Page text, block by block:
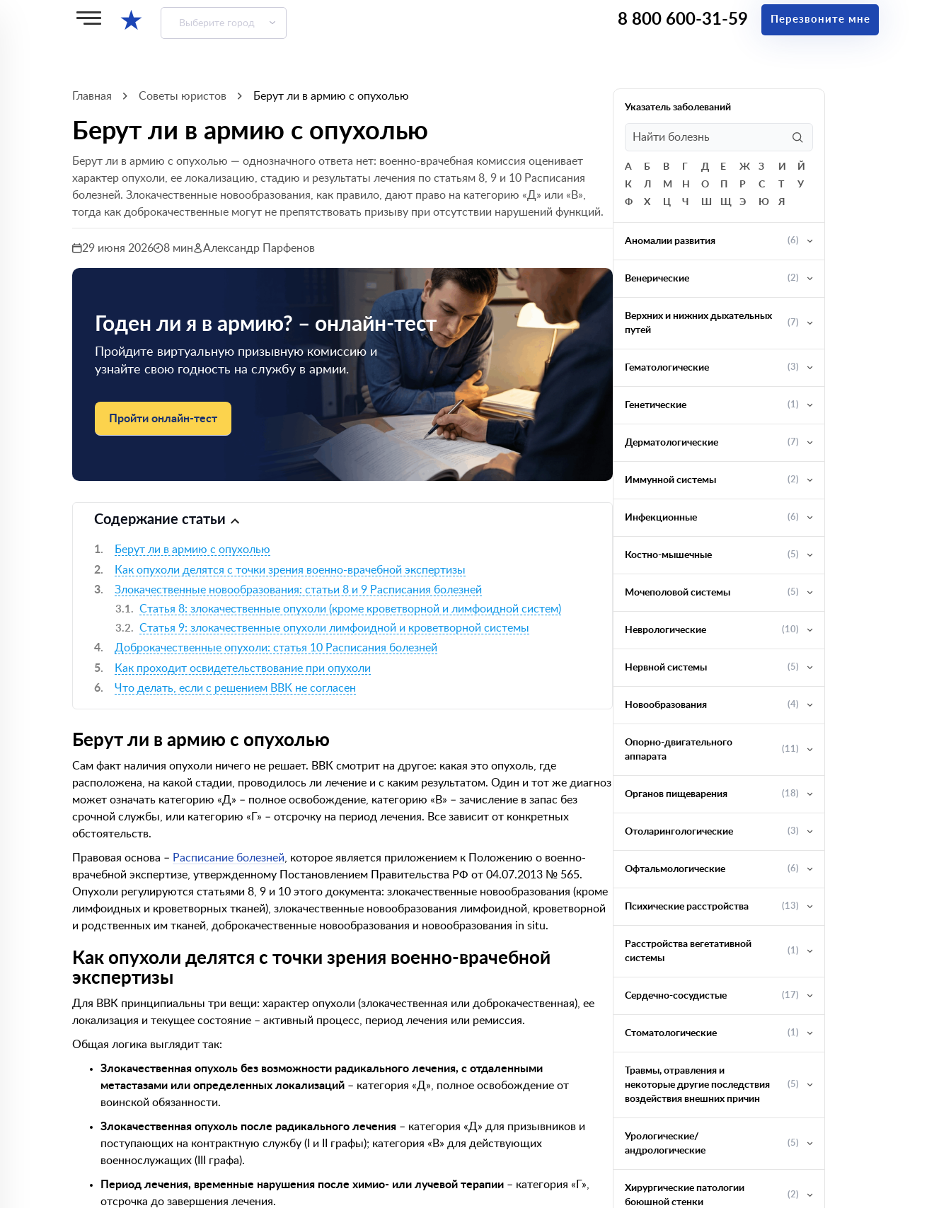
★ Выберите город 8 800 600-31-59 Перезвоните мне
Главная Советы юристов Берут ли в армию с опухолью
Берут ли в армию с опухолью
Берут ли в армию с опухолью — однозначного ответа нет: военно-врачебная комиссия оценивает
характер опухоли, ее локализацию, стадию и результаты лечения по статьям 8, 9 и 10 Расписания
болезней. Злокачественные новообразования, как правило, дают право на категорию «Д» или «В»,
тогда как доброкачественные могут не препятствовать призыву при отсутствии нарушений функций.
29 июня 2026 8 мин Александр Парфенов
Годен ли я в армию? – онлайн-тест
Пройдите виртуальную призывную комиссию и
узнайте свою годность на службу в армии.
Пройти онлайн-тест
Содержание статьи
Берут ли в армию с опухолью
Как опухоли делятся с точки зрения военно-врачебной экспертизы
Злокачественные новообразования: статьи 8 и 9 Расписания болезней
Статья 8: злокачественные опухоли (кроме кроветворной и лимфоидной систем)
Статья 9: злокачественные опухоли лимфоидной и кроветворной системы
Доброкачественные опухоли: статья 10 Расписания болезней
Как проходит освидетельствование при опухоли
Что делать, если с решением ВВК не согласен
Берут ли в армию с опухолью
Сам факт наличия опухоли ничего не решает. ВВК смотрит на другое: какая это опухоль, где
расположена, на какой стадии, проводилось ли лечение и с каким результатом. Один и тот же диагноз
может означать категорию «Д» – полное освобождение, категорию «В» – зачисление в запас без
срочной службы, или категорию «Г» – отсрочку на период лечения. Все зависит от конкретных
обстоятельств.
Правовая основа – Расписание болезней , которое является приложением к Положению о военно-
врачебной экспертизе, утвержденному Постановлением Правительства РФ от 04.07.2013 № 565.
Опухоли регулируются статьями 8, 9 и 10 этого документа: злокачественные новообразования (кроме
лимфоидных и кроветворных тканей), злокачественные новообразования лимфоидной, кроветворной
и родственных им тканей, доброкачественные новообразования и новообразования in situ.
Как опухоли делятся с точки зрения военно-врачебной
экспертизы
Для ВВК принципиальны три вещи: характер опухоли (злокачественная или доброкачественная), ее
локализация и текущее состояние – активный процесс, период лечения или ремиссия.
Общая логика выглядит так:
Злокачественная опухоль без возможности радикального лечения, с отдаленными
метастазами или определенных локализаций – категория «Д», полное освобождение от
воинской обязанности.
Злокачественная опухоль после радикального лечения – категория «Д» для призывников и
поступающих на контрактную службу (I и II графы); категория «В» для действующих
военнослужащих (III графа).
Период лечения, временные нарушения после химио- или лучевой терапии – категория «Г»,
отсрочка до завершения лечения.
Указатель заболеваний
А Б В Д Е Ж З И
Й
К
Л М Н О Р С
У
Ф
Х Ц Ч Ш Щ Э Ю Я
Аномалии развития (6)
Венерические (2)
Верхних и нижних дыхательных
путей
(7)
Гематологические (3)
Генетические (1)
Дерматологические (7)
Иммунной системы (2)
Инфекционные (6)
Костно-мышечные (5)
Мочеполовой системы (5)
Неврологические (10)
Нервной системы (5)
Новообразования (4)
Опорно-двигательного
аппарата
(11)
Органов пищеварения (18)
Отоларингологические (3)
Офтальмологические (6)
Психические расстройства (13)
Расстройства вегетативной
системы
(1)
Сердечно-сосудистые (17)
Стоматологические (1)
Травмы, отравления и
некоторые другие последствия
воздействия внешних причин
(5)
Урологические/
андрологические
(5)
Хирургические патологии
боюшной стенки
(2)